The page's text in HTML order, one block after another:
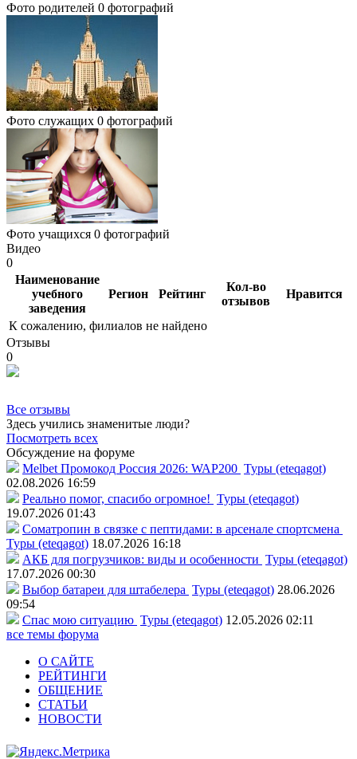
Фото родителей 0 фотографий
Фото служащих 0 фотографий
Фото учащихся 0 фотографий
Видео
0
Наименование
учебного
заведения
Регион Рейтинг
Кол-во
отзывов
Нравится
К сожалению, филиалов не найдено
Отзывы
0
Все отзывы
Здесь учились знаменитые люди?
Посмотреть всех
Обсуждение на форуме
Melbet Промокод Россия 2026: WAP200 Туры (eteqagot)
02.08.2026 16:59
Реально помог, спасибо огромное! Туры (eteqagot)
19.07.2026 01:43
Соматропин в связке с пептидами: в арсенале спортсмена
Туры (eteqagot) 18.07.2026 16:18
АКБ для погрузчиков: виды и особенности Туры (eteqagot)
17.07.2026 00:30
Выбор батареи для штабелера Туры (eteqagot) 28.06.2026
09:54
Спас мою ситуацию Туры (eteqagot) 12.05.2026 02:11
все темы форума
О САЙТЕ
РЕЙТИНГИ
ОБЩЕНИЕ
СТАТЬИ
НОВОСТИ